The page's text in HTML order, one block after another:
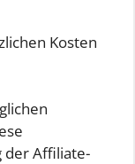
Kosten
der Affiliate-